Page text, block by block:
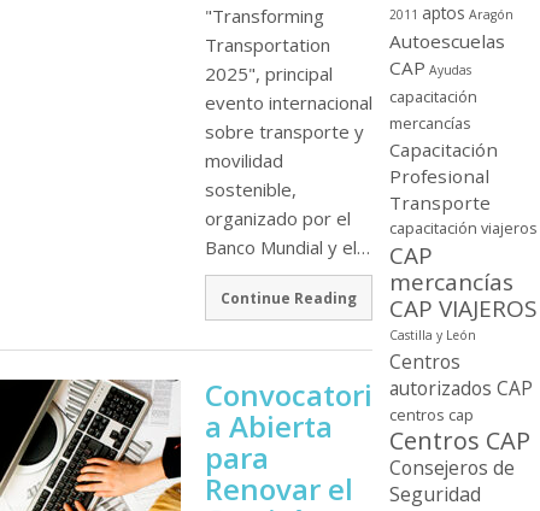
"Transforming
Transportation
2025", principal
evento internacional
sobre transporte y
movilidad
sostenible,
organizado por el
Banco Mundial y el…
Continue Reading
Convocatori
a Abierta
para
Renovar el
2011 aptos Aragón
Autoescuelas
CAP Ayudas
capacitación
mercancí­as
Capacitación
Profesional
Transporte
capacitación viajeros
CAP
mercancí­as
CAP VIAJEROS
Castilla y León
Centros
autorizados CAP
centros cap
Centros CAP
Consejeros de
Seguridad